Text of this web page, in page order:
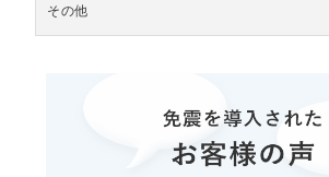
その他